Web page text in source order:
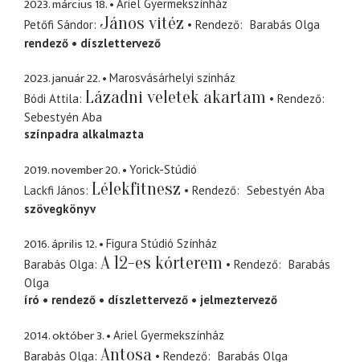
2023. március 18.
Ariel Gyermekszínház
Petőfi Sándor János vitéz Rendező
Barabás Olga
rendező
díszlettervező
2023. január 22.
Marosvásárhelyi szinház
Bódi Attila Lázadni veletek akartam
Rendező
Sebestyén Aba
színpadra alkalmazta
2019. november 20.
Yorick-Stúdió
Lackfi János Lélekfitnesz Rendező
Sebestyén Aba
szövegkönyv
2016. április 12.
Figura Stúdió Színház
Barabás Olga A 12-es kórterem Rendező
Barabás
Olga
író
rendező díszlettervező jelmeztervező
2014. október 3.
Ariel Gyermekszínház
Barabás Olga Antosa Rendező
Barabás Olga